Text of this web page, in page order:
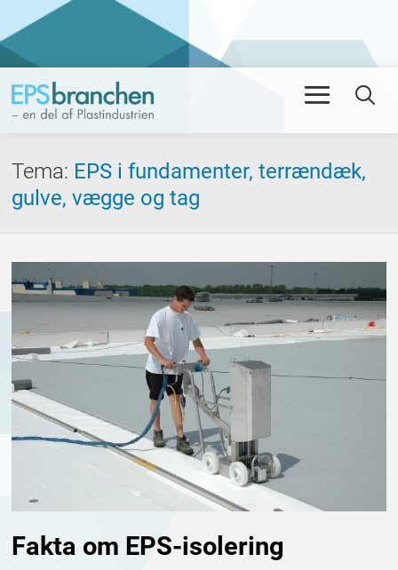
Tema: EPS i fundamenter, terrændæk,
gulve, vægge og tag
Fakta om EPS-isolering